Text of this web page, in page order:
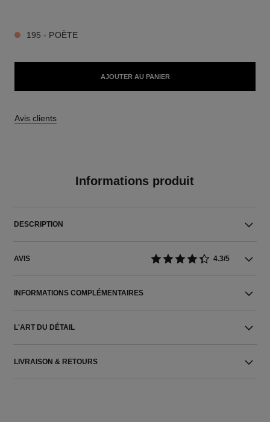
195 - POÈTE
AJOUTER AU PANIER
Avis clients
Informations produit
DESCRIPTION
AVIS 4.3/5
INFORMATIONS COMPLÉMENTAIRES
L'ART DU DÉTAIL
LIVRAISON & RETOURS